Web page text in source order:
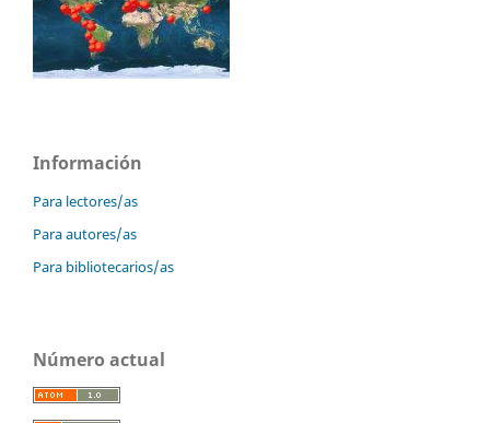
Información
Para lectores/as
Para autores/as
Para bibliotecarios/as
Número actual